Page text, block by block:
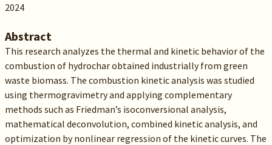
2024
Abstract
This research analyzes the thermal and kinetic behavior of the
combustion of hydrochar obtained industrially from green
waste biomass. The combustion kinetic analysis was studied
using thermogravimetry and applying complementary
methods such as Friedman’s isoconversional analysis,
mathematical deconvolution, combined kinetic analysis, and
optimization by nonlinear regression of the kinetic curves. The